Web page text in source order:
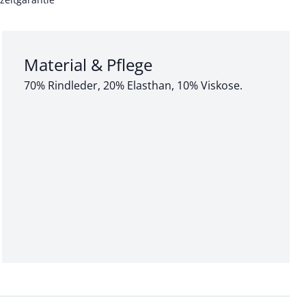
Abschnitt 3 von 3:
Material & Pflege
70% Rindleder, 20% Elasthan, 10% Viskose.